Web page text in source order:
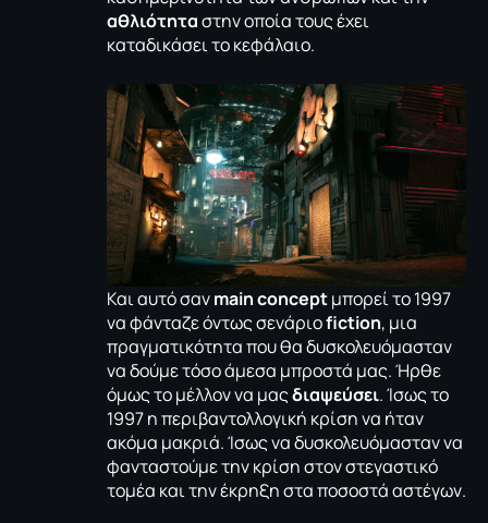
αθλιότηταστην οποία τους έχει
καταδικάσει το κεφάλαιο.
Και αυτό σανmain conceptμπορεί το 1997
να φάνταζε όντως σενάριοfiction, μια
πραγματικότητα που θα δυσκολευόμασταν
να δούμε τόσο άμεσα μπροστά μας. Ήρθε
όμως το μέλλον να μαςδιαψεύσει. Ίσως το
1997 η περιβαντολλογική κρίση να ήταν
ακόμα μακριά. Ίσως να δυσκολευόμασταν να
φανταστούμε την κρίση στον στεγαστικό
τομέα και την έκρηξη στα ποσοστά αστέγων.